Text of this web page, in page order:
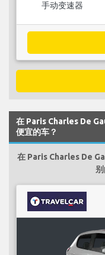
手动变速器
在 Paris Charles De
便宜的车？
在 Paris Charles De